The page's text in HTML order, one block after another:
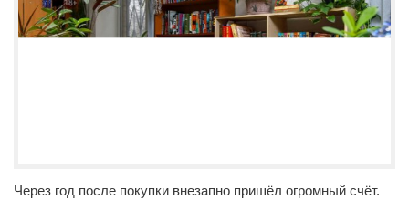
Через год после покупки внезапно пришёл огромный счёт.